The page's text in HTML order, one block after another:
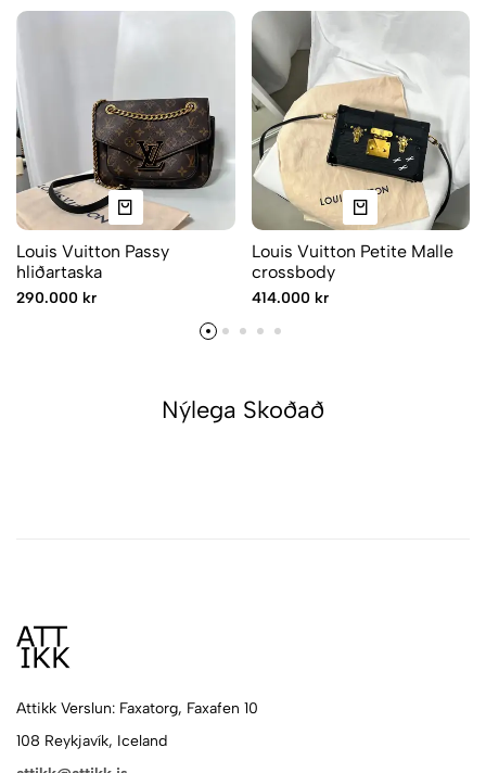
Louis Vuitton Passy
hliðartaska
290.000 kr
Louis Vuitton Petite Malle
crossbody
414.000 kr
Nýlega Skoðað
Attikk Verslun: Faxatorg, Faxafen 10
108 Reykjavík, Iceland